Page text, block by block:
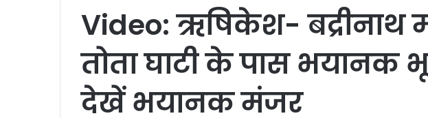
Video: ऋषिकेश- बद्रीनाथ
तोता घाटी के पास
देखें भयानक मंजर